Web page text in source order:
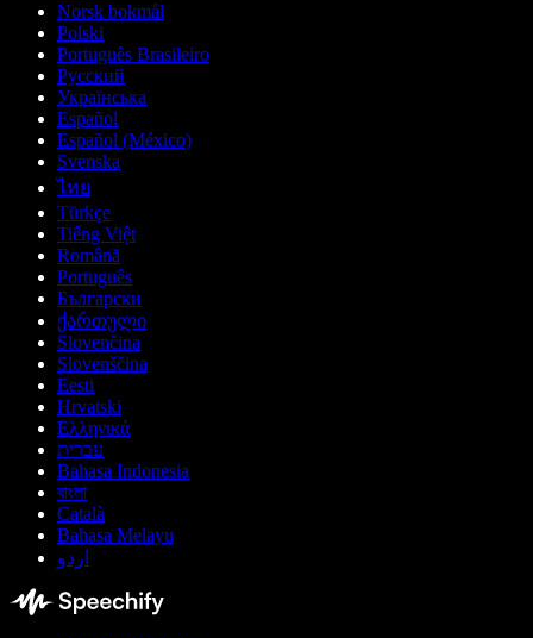
Norsk bokmål
Polski
Português Brasileiro
Русский
Українська
Español
Español (México)
Svenska
ไทย
Türkçe
Tiếng Việt
Română
Português
Български
ქართული
Slovenčina
Slovenščina
Eesti
Hrvatski
Ελληνικά
עברית
Bahasa Indonesia
বাংলা
Català
Bahasa Melayu
اردو